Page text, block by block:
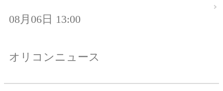
08月06日 13:00
オリコンニュース